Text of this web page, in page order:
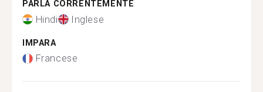
PARLA CORRENTEMENTE
Hindi Inglese
IMPARA
Francese